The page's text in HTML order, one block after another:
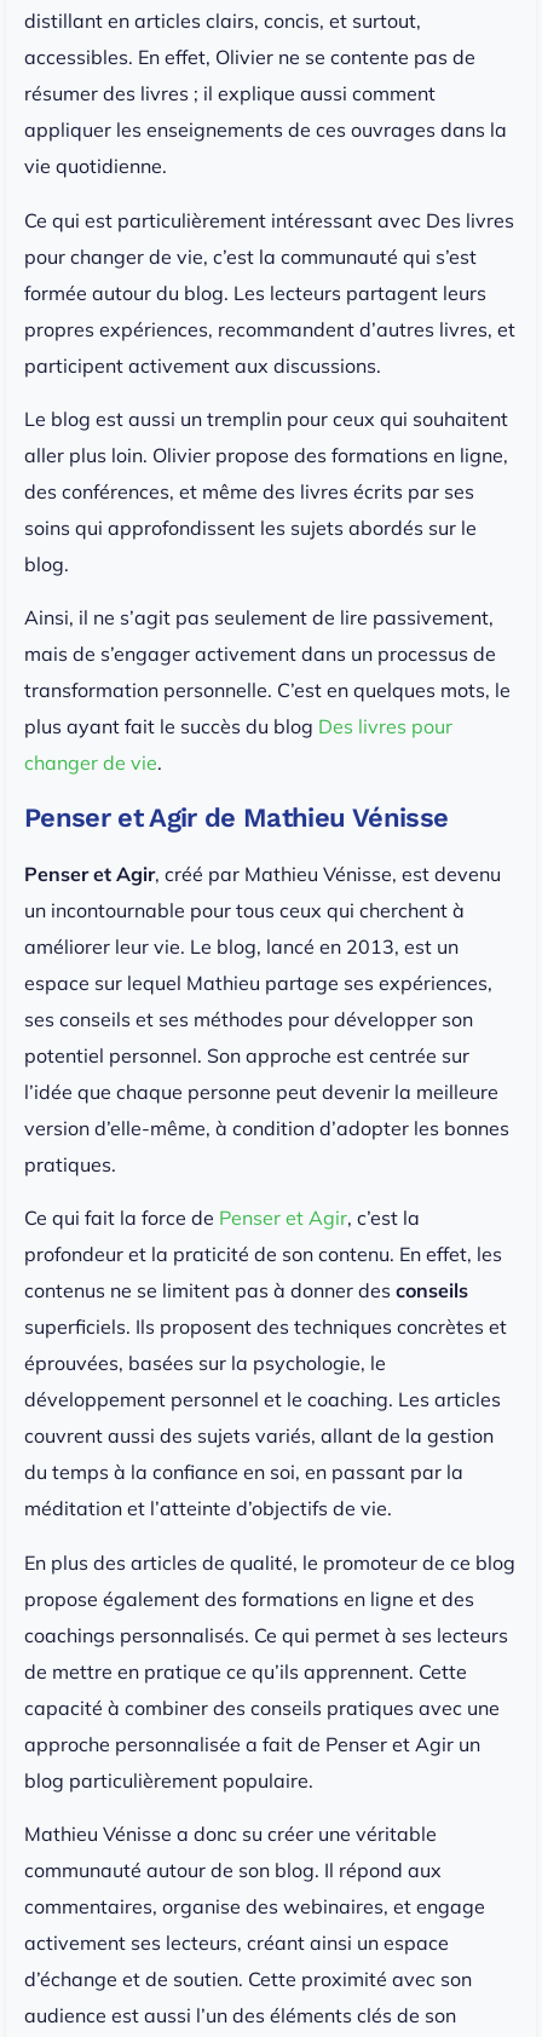
distillant en articles clairs, concis, et surtout,
accessibles. En effet, Olivier ne se contente pas de
résumer des livres ; il explique aussi comment
appliquer les enseignements de ces ouvrages dans la
vie quotidienne.
Ce qui est particulièrement intéressant avec Des livres
pour changer de vie, c’est la communauté qui s’est
formée autour du blog. Les lecteurs partagent leurs
propres expériences, recommandent d’autres livres, et
participent activement aux discussions.
Le blog est aussi un tremplin pour ceux qui souhaitent
aller plus loin. Olivier propose des formations en ligne,
des conférences, et même des livres écrits par ses
soins qui approfondissent les sujets abordés sur le
blog.
Ainsi, il ne s’agit pas seulement de lire passivement,
mais de s’engager activement dans un processus de
transformation personnelle. C’est en quelques mots, le
plus ayant fait le succès du blog Des livres pour
changer de vie.
Penser et Agir de Mathieu Vénisse
Penser et Agir, créé par Mathieu Vénisse, est devenu
un incontournable pour tous ceux qui cherchent à
améliorer leur vie. Le blog, lancé en 2013, est un
espace sur lequel Mathieu partage ses expériences,
ses conseils et ses méthodes pour développer son
potentiel personnel. Son approche est centrée sur
l’idée que chaque personne peut devenir la meilleure
version d’elle-même, à condition d’adopter les bonnes
pratiques.
Ce qui fait la force de Penser et Agir, c’est la
profondeur et la praticité de son contenu. En effet, les
contenus ne se limitent pas à donner des conseils
superficiels. Ils proposent des techniques concrètes et
éprouvées, basées sur la psychologie, le
développement personnel et le coaching. Les articles
couvrent aussi des sujets variés, allant de la gestion
du temps à la confiance en soi, en passant par la
méditation et l’atteinte d’objectifs de vie.
En plus des articles de qualité, le promoteur de ce blog
propose également des formations en ligne et des
coachings personnalisés. Ce qui permet à ses lecteurs
de mettre en pratique ce qu’ils apprennent. Cette
capacité à combiner des conseils pratiques avec une
approche personnalisée a fait de Penser et Agir un
blog particulièrement populaire.
Mathieu Vénisse a donc su créer une véritable
communauté autour de son blog. Il répond aux
commentaires, organise des webinaires, et engage
activement ses lecteurs, créant ainsi un espace
d’échange et de soutien. Cette proximité avec son
audience est aussi l’un des éléments clés de son